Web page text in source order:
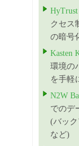
クセス
の暗号
Kasten
環境の
を手軽
N2W
でのデ
(バッ
など)